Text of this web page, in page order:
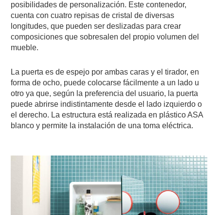
posibilidades de personalización. Este contenedor,
cuenta con cuatro repisas de cristal de diversas
longitudes, que pueden ser deslizadas para crear
composiciones que sobresalen del propio volumen del
mueble.
La puerta es de espejo por ambas caras y el tirador, en
forma de ocho, puede colocarse fácilmente a un lado u
otro ya que, según la preferencia del usuario, la puerta
puede abrirse indistintamente desde el lado izquierdo o
el derecho. La estructura está realizada en plástico ASA
blanco y permite la instalación de una toma eléctrica.